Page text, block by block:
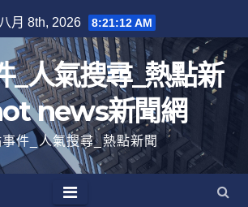
月 8th, 2026 8:21:13 AM
_人氣搜尋_熱點新
news新聞網
件_人氣搜尋_熱點新聞